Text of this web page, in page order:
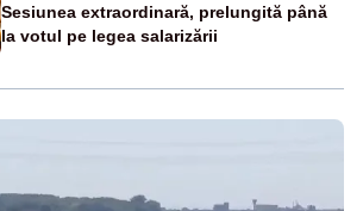
Sesiunea extraordinară, prelungită până
la votul pe legea salarizării